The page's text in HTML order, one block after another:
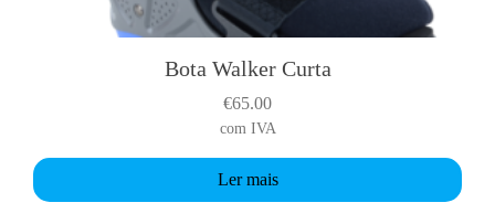
Bota Walker Curta
€65.00
com IVA
Ler mais